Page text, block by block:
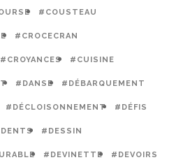
#COUSTEAU
#CROCECRAN
#CROYANCES #CUISINE
#DANSE #DÉBARQUEMENT
#DÉCLOISONNEMENT #DÉFIS
#DESSIN
#DEVINETTE #DEVOIRS